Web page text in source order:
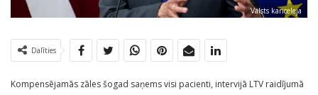
Valsts kanceleja
Dalīties
Kompensējamās zāles šogad saņems visi pacienti, intervijā LTV raidījumā